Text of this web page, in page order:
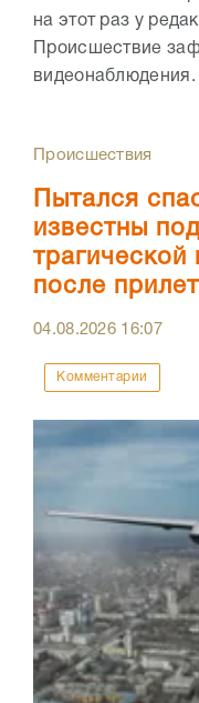
на этот раз у
Происшествие
видеонаблюдения.
Происшествия
Пытался
известны
после
04.08.2026 16:07
Комментарии